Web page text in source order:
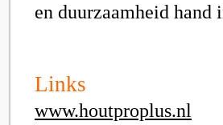
en duurzaamheid hand
Links
www.houtproplus.nl